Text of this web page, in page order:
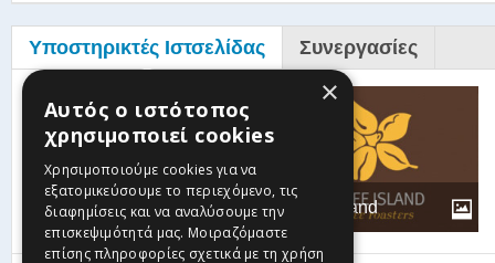
Υποστηρικτές Ιστσελίδας Συνεργασίες
Βυζαντινή-
Παραδοσιακή
Χορωδία Θεόδωρος
Φωκαεύς
Coffee Island
×
Αυτός ο ιστότοπος
χρησιμοποιεί cookies
Χρησιμοποιούμε cookies για να
εξατομικεύσουμε το περιεχόμενο, τις
διαφημίσεις και να αναλύσουμε την
επισκεψιμότητά μας. Μοιραζόμαστε
επίσης πληροφορίες σχετικά με τη χρήση